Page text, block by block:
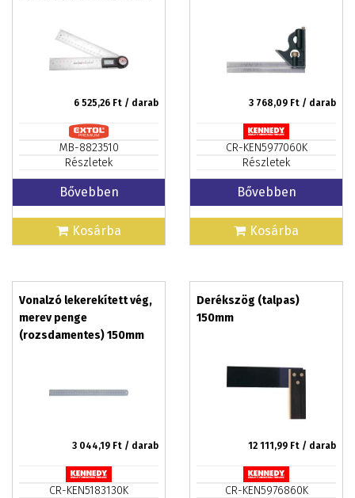
PREMIUM
6 525,26 Ft / darab
MB-8823510
Részletek
Bővebben
Kosárba
3 768,09 Ft / darab
CR-KEN5977060K
Részletek
Bővebben
Kosárba
Vonalzó lekerekített vég,
merev penge
(rozsdamentes) 150mm
3 044,19 Ft / darab
CR-KEN5183130K
Derékszög (talpas)
150mm
12 111,99 Ft / darab
CR-KEN5976860K